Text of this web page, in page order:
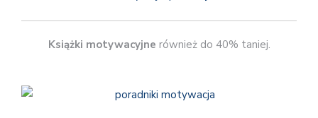
Książki motywacyjne również do 40% taniej.